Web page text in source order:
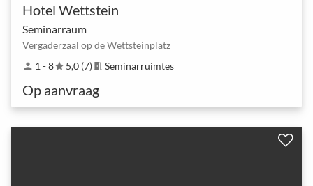
Hotel Wettstein
Seminarraum
Vergaderzaal op de Wettsteinplatz
person 1 - 8star5,0 (7) meeting_room Seminarruimtes
Op aanvraag